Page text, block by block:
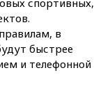
в
быстрее
и телефонной